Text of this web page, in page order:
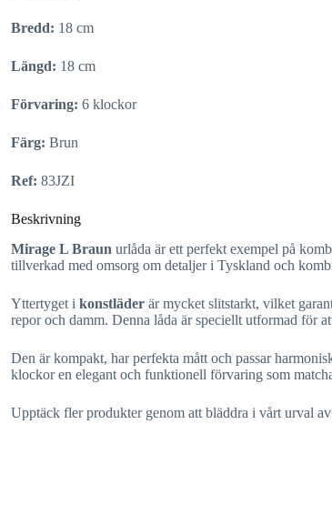
Bredd: 18 cm
Längd: 18 cm
Förvaring: 6 klockor
Färg: Brun
Ref: 83JZI
Beskrivning
Mirage L Braun urlåda är ett perfekt exempel på
tillverkad med omsorg om detaljer i Tyskland och
Yttertyget i konstläder är mycket slitstarkt, vilket
repor och damm. Denna låda är speciellt utformad för
Den är kompakt, har perfekta mått och passar
klockor en elegant och funktionell förvaring som
Upptäck fler produkter genom att bläddra i vårt urval av